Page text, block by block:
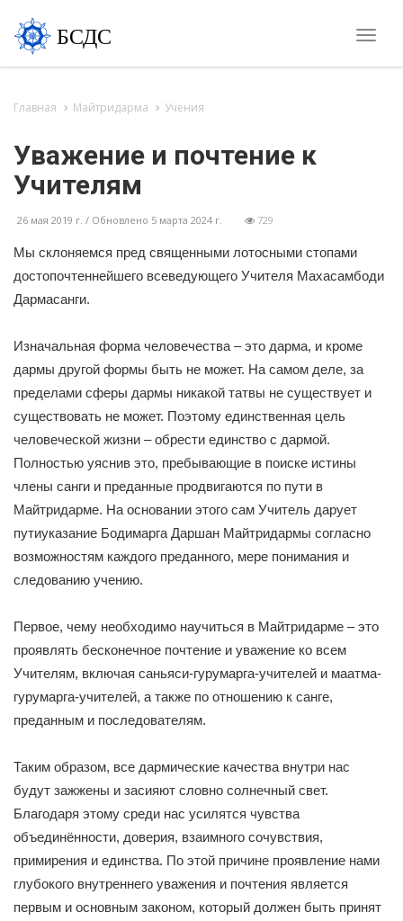
Toggle
БСДС
Главная Майтридарма Учения
Уважение и почтение к
Учителям
26 мая 2019 г. / Обновлено 5 марта 2024 г. 729
Мы склоняемся пред священными лотосными стопами
достопочтеннейшего всеведующего Учителя Махасамбоди
Дармасанги.
Изначальная форма человечества – это дарма, и кроме
дармы другой формы быть не может. На самом деле, за
пределами сферы дармы никакой татвы не существует и
существовать не может. Поэтому единственная цель
человеческой жизни – обрести единство с дармой.
Полностью уяснив это, пребывающие в поиске истины
члены санги и преданные продвигаются по пути в
Майтридарме. На основании этого сам Учитель дарует
путиуказание Бодимарга Даршан Майтридармы согласно
возможностям каждого преданного, мере понимания и
следованию учению.
Первое, чему необходимо научиться в Майтридарме – это
проявлять бесконечное почтение и уважение ко всем
Учителям, включая саньяси-гурумарга-учителей и маатма-
гурумарга-учителей, а также по отношению к санге,
преданным и последователям.
Таким образом, все дармические качества внутри нас
будут зажжены и засияют словно солнечный свет.
Благодаря этому среди нас усилятся чувства
объединённости, доверия, взаимного сочувствия,
примирения и единства. По этой причине проявление нами
глубокого внутреннего уважения и почтения является
первым и основным законом, который должен быть принят